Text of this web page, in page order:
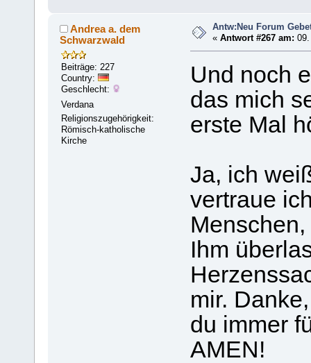
Andrea a. dem
Schwarzwald
Beiträge: 227
Country:
Geschlecht:
Verdana
Religionszugehörigkeit:
Römisch-katholische
Kirche
Antw:Neu Forum
«Antwort #267 am:
Und noch
das mich
erste Mal
Ja, ich
vertraue
Ihm
mir.
du immer
AMEN!